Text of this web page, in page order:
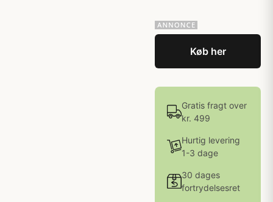
Køb her
Gratis fragt over
kr. 499
Hurtig levering
1-3 dage
30 dages
fortrydelsesret